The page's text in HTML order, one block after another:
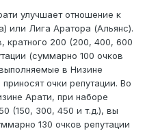
улучшает отношение к
или Лига Аратора (Альянс).
кратного 200 (200, 400, 600
(суммарно 100 очков
в Низине
очки репутации. Во
Арати, при наборе
(150, 300, 450 и т.д.), вы
130 очков репутации